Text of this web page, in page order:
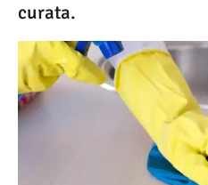
curata.